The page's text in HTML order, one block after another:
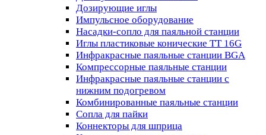
Дозирующие иглы
Импульсное оборудование
Насадки-сопло для паяльной станции
Иглы пластиковые конические TT 16G
Инфракрасные паяльные станции BGA
Компрессорные паяльные станции
Инфракрасные паяльные станции с
нижним подогревом
Комбинированные паяльные станции
Сопла для пайки
Коннекторы для шприца